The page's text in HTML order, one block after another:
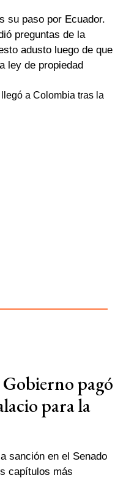
su paso por Ecuador.
preguntas de la
adusto luego de que
ley de propiedad
pagó
para la
sanción en el Senado
capítulos más